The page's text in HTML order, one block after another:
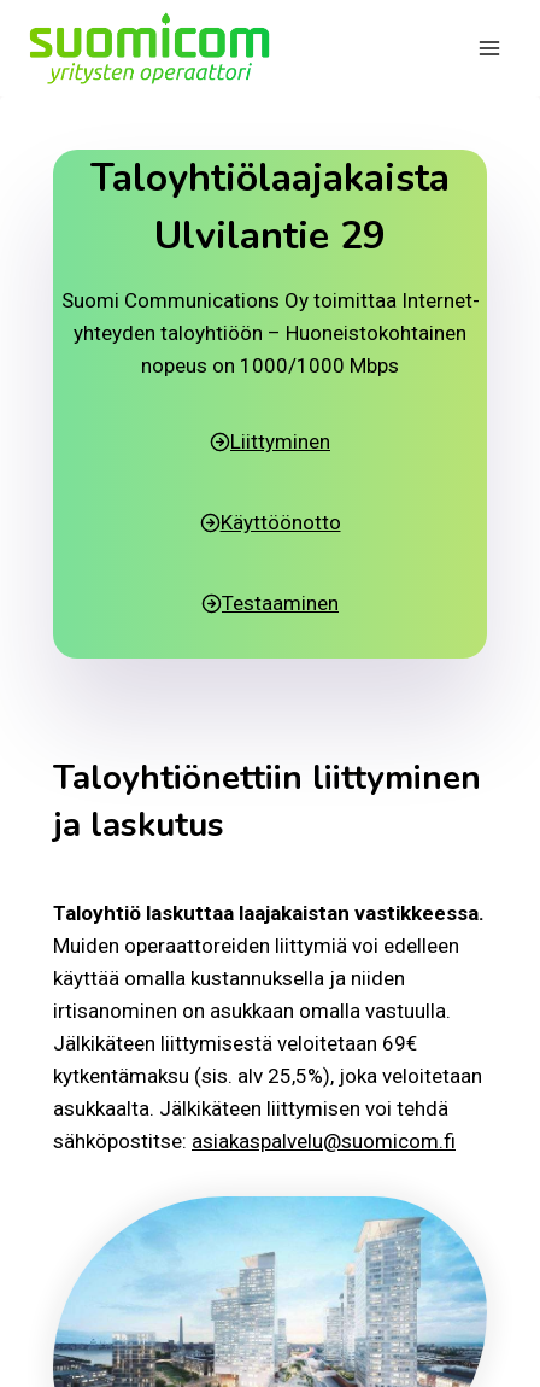
sisältöön
Taloyhtiölaajakaista
Ulvilantie 29
Suomi Communications Oy toimittaa Internet-
yhteyden taloyhtiöön – Huoneistokohtainen
nopeus on 1000/1000 Mbps
Liittyminen
Käyttöönotto
Testaaminen
Taloyhtiönettiin liittyminen
ja laskutus
Taloyhtiö laskuttaa laajakaistan vastikkeessa.
Muiden operaattoreiden liittymiä voi edelleen
käyttää omalla kustannuksella ja niiden
irtisanominen on asukkaan omalla vastuulla.
Jälkikäteen liittymisestä veloitetaan 69€
kytkentämaksu (sis. alv 25,5%), joka veloitetaan
asukkaalta. Jälkikäteen liittymisen voi tehdä
sähköpostitse: asiakaspalvelu@suomicom.fi